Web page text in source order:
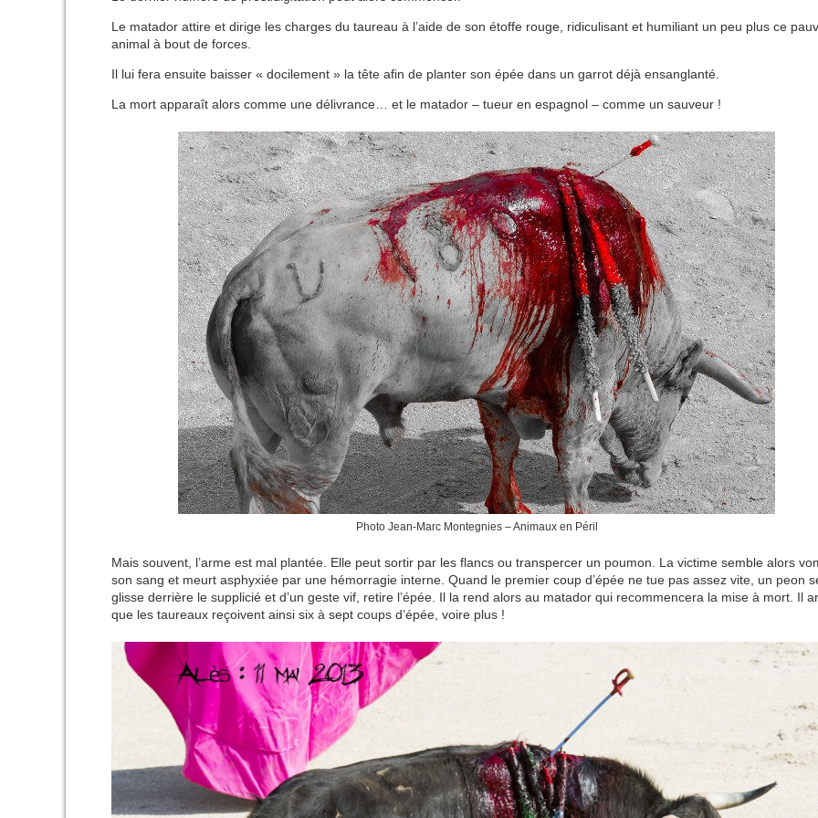
Le matador attire et dirige les charges du taureau à l’aide de son étoffe rouge, ridiculisant et humiliant un peu plus ce
animal à bout de forces.
Il lui fera ensuite baisser « docilement » la tête afin de planter son épée dans un garrot déjà ensanglanté.
La mort apparaît alors comme une délivrance… et le matador – tueur en espagnol – comme un sauveur !
Photo Jean-Marc Montegnies – Animaux en Péril
Mais souvent, l’arme est mal plantée. Elle peut sortir par les flancs ou transpercer un poumon. La victime semble alors
son sang et meurt asphyxiée par une hémorragie interne. Quand le premier coup d’épée ne tue pas assez vite, un peon
glisse derrière le supplicié et d’un geste vif, retire l’épée. Il la rend alors au matador qui recommencera la mise à mort. Il
que les taureaux reçoivent ainsi six à sept coups d’épée, voire plus !